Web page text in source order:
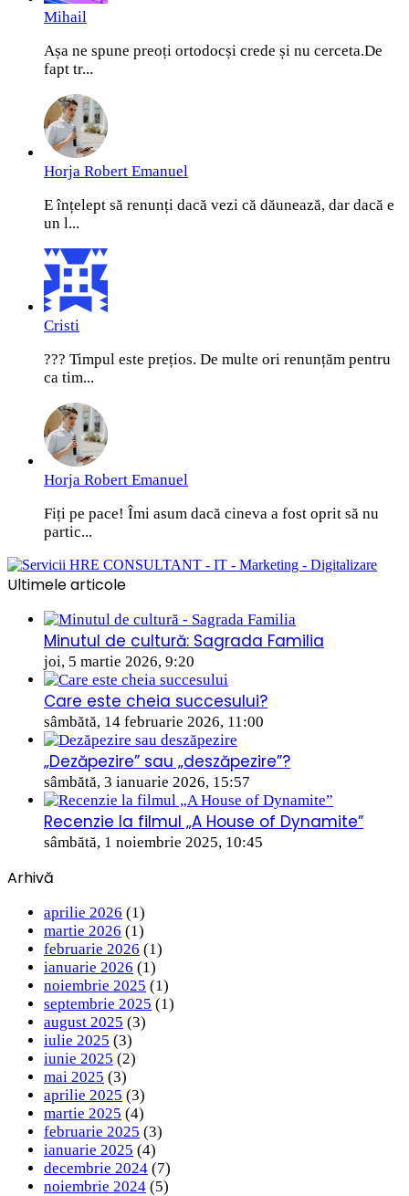
Mihail
Așa ne spune preoți ortodocși crede și nu cerceta.De
fapt tr...
Horja Robert Emanuel
E înțelept să renunți dacă vezi că dăunează, dar dacă e
un l...
Cristi
??? Timpul este prețios. De multe ori renunțăm pentru
ca tim...
Horja Robert Emanuel
Fiți pe pace! Îmi asum dacă cineva a fost oprit să nu
partic...
Ultimele articole
Minutul de cultură: Sagrada Familia
joi, 5 martie 2026, 9:20
Care este cheia succesului?
sâmbătă, 14 februarie 2026, 11:00
„Dezăpezire” sau „deszăpezire”?
sâmbătă, 3 ianuarie 2026, 15:57
Recenzie la filmul „A House of Dynamite”
sâmbătă, 1 noiembrie 2025, 10:45
Arhivă
aprilie 2026 (1)
martie 2026 (1)
februarie 2026 (1)
ianuarie 2026 (1)
noiembrie 2025 (1)
septembrie 2025 (1)
august 2025 (3)
iulie 2025 (3)
iunie 2025 (2)
mai 2025 (3)
aprilie 2025 (3)
martie 2025 (4)
februarie 2025 (3)
ianuarie 2025 (4)
decembrie 2024 (7)
noiembrie 2024 (5)